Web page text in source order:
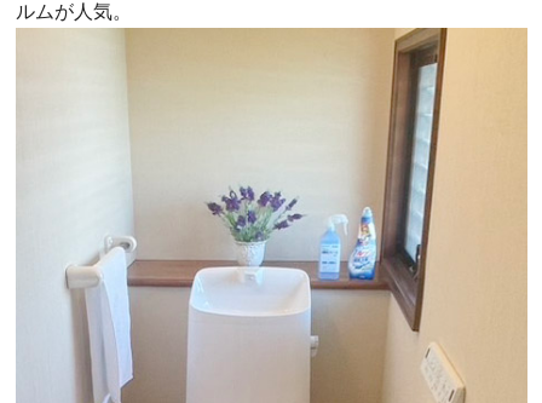
ルムが人気。